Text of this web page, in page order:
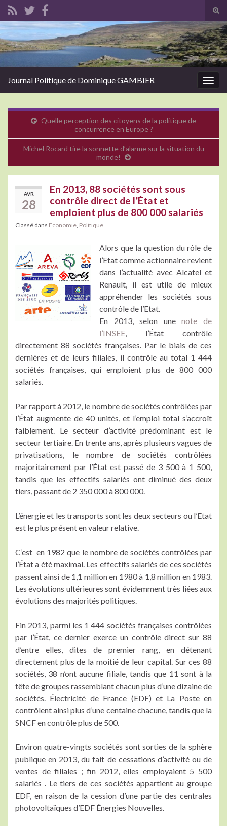
Search for:
Journal Politique de Dominique GAMBIER
Quelle perception des citoyens de la politique de
concurrence en Europe ?
Michel Rocard tire la sonnette d’alarme sur la situation du
monde!
AVR
28
En 2013, 88 sociétés sont sous
contrôle direct de l’État et
emploient plus de 800 000 salariés
Classé dans Economie Politique
Alors que la question du rôle de
l’Etat comme actionnaire revient
dans l’actualité avec Alcatel et
Renault, il est utile de mieux
appréhender les sociétés sous
contrôle de l’Etat.
En 2013, selon unenote de
l’INSEE, l’État contrôle
directement 88 sociétés françaises. Par le biais de ces
dernières et de leurs filiales, il contrôle au total 1 444
sociétés françaises, qui emploient plus de 800 000
salariés.
Par rapport à 2012, le nombre de sociétés contrôlées par
l’État augmente de 40 unités, et l’emploi total s’accroît
faiblement. Le secteur d’activité prédominant est le
secteur tertiaire. En trente ans, après plusieurs vagues de
privatisations, le nombre de sociétés contrôlées
majoritairement par l’État est passé de 3 500 à 1 500,
tandis que les effectifs salariés ont diminué des deux
tiers, passant de 2 350 000 à 800 000.
L’énergie et les transports sont les deux secteurs ou l’Etat
est le plus présent en valeur relative.
C’est en 1982 que le nombre de sociétés contrôlées par
l’État a été maximal. Les effectifs salariés de ces sociétés
passent ainsi de 1,1 million en 1980 à 1,8 million en 1983.
Les évolutions ultérieures sont évidemment très liées aux
évolutions des majorités politiques.
Fin 2013, parmi les 1 444 sociétés françaises contrôlées
par l’État, ce dernier exerce un contrôle direct sur 88
d’entre elles, dites de premier rang, en détenant
directement plus de la moitié de leur capital. Sur ces 88
sociétés, 38 n’ont aucune filiale, tandis que 11 sont à la
tête de groupes rassemblant chacun plus d’une dizaine de
sociétés. Électricité de France (EDF) et La Poste en
contrôlent ainsi plus d’une centaine chacune, tandis que la
SNCF en contrôle plus de 500.
Environ quatre-vingts sociétés sont sorties de la sphère
publique en 2013, du fait de cessations d’activité ou de
ventes de filiales ; fin 2012, elles employaient 5 500
salariés . Le tiers de ces sociétés appartient au groupe
EDF, en raison de la cession d’une partie des centrales
photovoltaïques d’EDF Énergies Nouvelles.